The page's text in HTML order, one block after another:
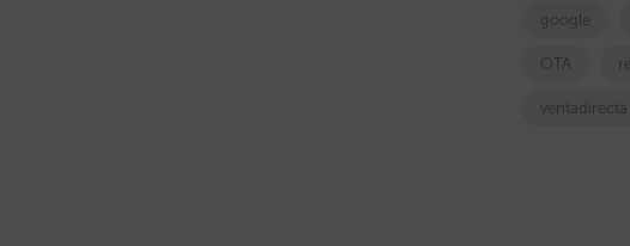
google
OTA
ventadirecta